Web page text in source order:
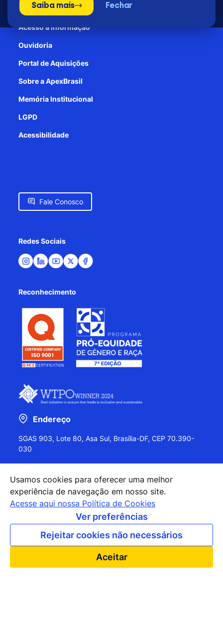
Saiba mais Fechar
Patrocínio
Acesso à informação
Ouvidoria
Portal de Aquisições
Sobre a ApexBrasil
Memória Institucional
LGPD
Acessibilidade
Fale Conosco
Redes Sociais
Reconhecimento
Endereço
SGAS 903, Lote 80, Asa Sul, Brasília-DF, CEP 70.390-
030
+55 (61) 2027-0202
+55 (61) 2027-0203
apexbrasil@apexbrasil.com.br
Nossos escritórios pelo mundo
Usamos cookies para oferecer uma melhor
experiência de navegação em nosso site.
Acesse aqui nossa Política de Cookies
Ver preferências
Rejeitar cookies não necessários
Aceitar